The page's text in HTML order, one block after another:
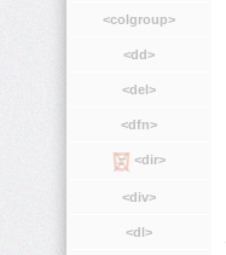
<colgroup>
<dd>
<del>
<dfn>
<dir>
<div>
<dl>